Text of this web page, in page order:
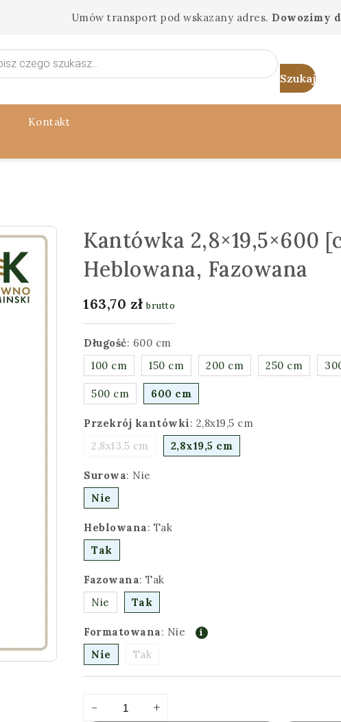
Umów transport pod wskazany adres. Dowozimy
Kontakt
Kantówka 2,8×19,5×600
Heblowana, Fazowana
163,70 zł brutto
Długość: 600 cm
100 cm
150 cm 200 cm 250 cm
500 cm 600 cm
Przekrój kantówki: 2,8x19,5 cm
2,8x13,5 cm
2,8x19,5 cm
Surowa: Nie
Nie
Heblowana: Tak
Tak
Fazowana: Tak
Nie
Tak
Formatowana: Nie
Nie
Tak
-
Kantówka
+
Alternative: